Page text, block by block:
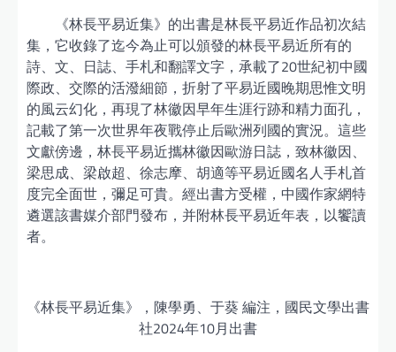
《林長平易近集》的出書是林長平易近作品初次結
集，它收錄了迄今為止可以頒發的林長平易近所有的
詩、文、日誌、手札和翻譯文字，承載了20世紀初中國
際政、交際的活潑細節，折射了平易近國晚期思惟文明
的風云幻化，再現了林徽因早年生涯行跡和精力面孔，
記載了第一次世界年夜戰停止后歐洲列國的實況。這些
文獻傍邊，林長平易近攜林徽因歐游日誌，致林徽因、
梁思成、梁啟超、徐志摩、胡適等平易近國名人手札首
度完全面世，彌足可貴。經出書方受權，中國作家網特
遴選該書媒介部門發布，并附林長平易近年表，以饗讀
者。
《林長平易近集》，陳學勇、于葵 編注，國民文學出書
社2024年10月出書